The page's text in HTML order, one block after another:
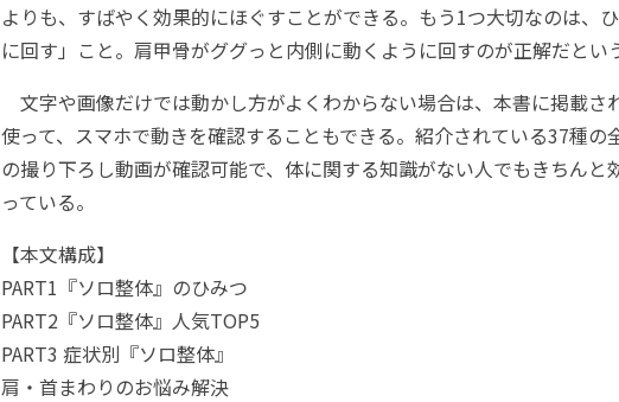
よりも、すばやく効果的にほぐすことができる。もう1つ大切なのは、
に回す」こと。肩甲骨がググっと内側に動くように回すのが正解だとい
文字や画像だけでは動かし方がよくわからない場合は、本書に掲載さ
使って、スマホで動きを確認することもできる。紹介されている37種の
の撮り下ろし動画が確認可能で、体に関する知識がない人でもきちんと
っている。
【本文構成】
PART1『ソロ整体』のひみつ
PART2『ソロ整体』人気TOP5
PART3 症状別『ソロ整体』
肩・首まわりのお悩み解決